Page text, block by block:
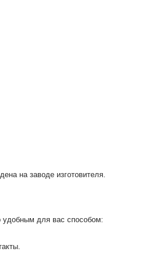
на заводе изготовителя.
удобным для вас способом: